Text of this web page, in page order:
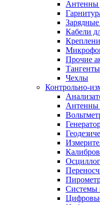
Антенны
Кабели
Прочие
Чехлы
Контрольно-
Антенны
Системы